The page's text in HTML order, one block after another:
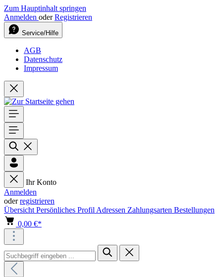
Zum Hauptinhalt springen
Anmelden oder Registrieren
Service/Hilfe
AGB
Datenschutz
Impressum
Ihr Konto
Anmelden
oderregistrieren
Übersicht Persönliches Profil Adressen Zahlungsarten Bestellungen
0,00 €*